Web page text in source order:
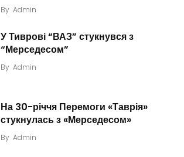
By Admin
У Тиврові “ВАЗ” стукнувся з
“Мерседесом”
By Admin
На 30-річчя Перемоги «Таврія»
стукнулась з «Мерседесом»
By Admin